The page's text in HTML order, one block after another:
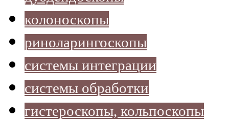
колоноскопы
риноларингоскопы
системы интеграции
системы обработки
гистероскопы, кольпоскопы